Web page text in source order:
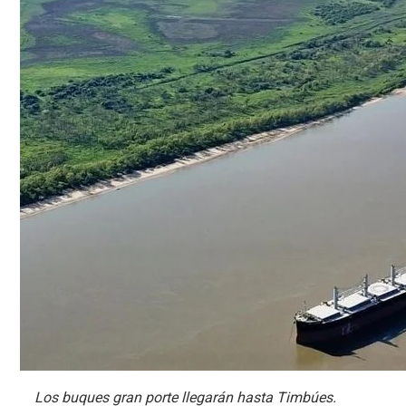
Los buques gran porte llegarán hasta Timbúes.